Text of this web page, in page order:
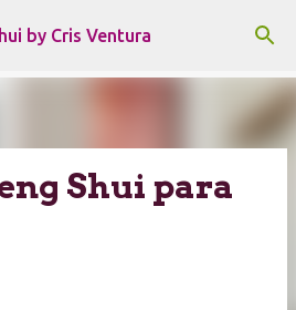
o conteúdo principal
by Cris Ventura
Shui para